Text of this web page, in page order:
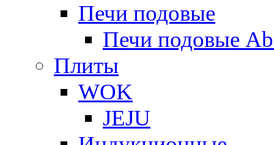
Печи подовые
Печи подовые
Плиты
WOK
JEJU